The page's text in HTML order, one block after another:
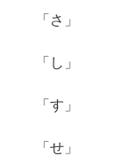
「さ」
「し」
「す」
「せ」